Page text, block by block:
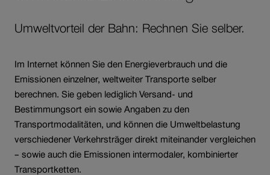
Umweltvorteil der Bahn: Rechnen Sie selber.
Im Internet können Sie den Energieverbrauch und die
Emissionen einzelner, weltweiter Transporte selber
berechnen. Sie geben lediglich Versand- und
Bestimmungsort ein sowie Angaben zu den
Transportmodalitäten, und können die Umweltbelastung
verschiedener Verkehrsträger direkt miteinander vergleichen
– sowie auch die Emissionen intermodaler, kombinierter
Transportketten.